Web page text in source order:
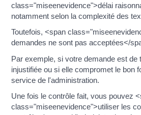
class="miseenevidence">délai
notamment selon la complexité des
Toutefois, <span
demandes ne sont pas acceptées</
Par exemple, si votre demande est de
injustifiée ou si elle compromet le bon
service de l'administration.
Une fois le contrôle fait, vous pouvez
class="miseenevidence">utiliser les